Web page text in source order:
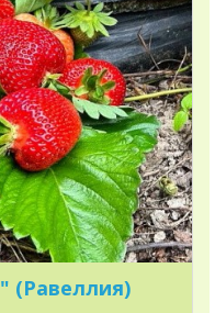
(Равеллия)